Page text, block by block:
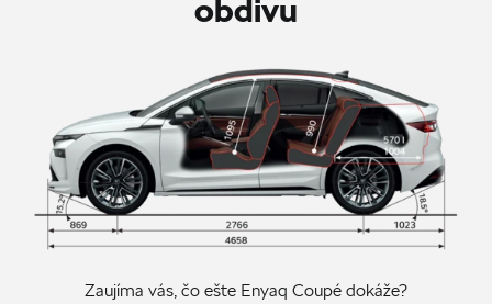
obdivu
Zaujíma vás, čo ešte Enyaq Coupé dokáže?